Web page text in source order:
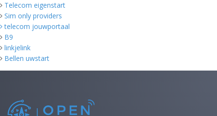
Telecom eigenstart
Sim only providers
telecom jouwportaal
B9
linkjelink
Bellen uwstart